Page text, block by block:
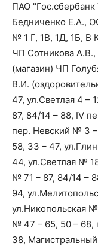
ПАО "Гос.сбербанк
Бедниченко Е.А.,
№ 1 Г, 1В, 1Д, 1Б, В
ЧП Сотникова
(магазин) ЧП
В.И.
47, ул.Светлая 4 –
87, 84/14 – 88, IV
пер. Невский № 3
58, 33 – 47,
44, ул.Светлая №
№ 71 – 87, 84/14 –
94,
ул.Никопольская
№ 47 – 65, 50 – 68,
38,